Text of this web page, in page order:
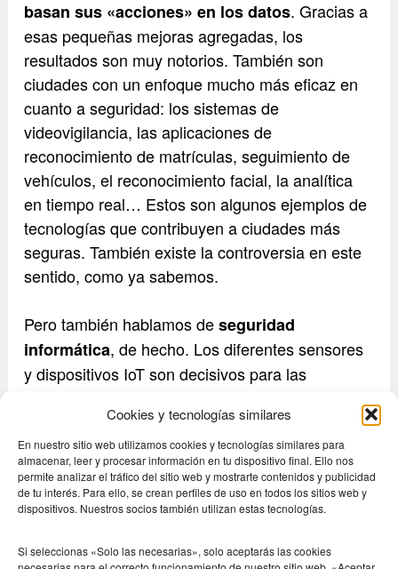
Cookies y tecnologías similares
En nuestro sitio web utilizamos cookies y tecnologías similares para
almacenar, leer y procesar información en tu dispositivo final. Ello nos
permite analizar el tráfico del sitio web y mostrarte contenidos y publicidad
de tu interés. Para ello, se crean perfiles de uso en todos los sitios web y
dispositivos. Nuestros socios también utilizan estas tecnologías.
Si seleccionas «Solo las necesarias», solo aceptarás las cookies
basan sus «acciones» en los datos. Gracias a
esas pequeñas mejoras agregadas, los
resultados son muy notorios. También son
ciudades con un enfoque mucho más eficaz en
cuanto a seguridad: los sistemas de
videovigilancia, las aplicaciones de
reconocimiento de matrículas, seguimiento de
vehículos, el reconocimiento facial, la analítica
en tiempo real… Estos son algunos ejemplos de
tecnologías que contribuyen a ciudades más
seguras. También existe la controversia en este
sentido, como ya sabemos.
Pero también hablamos deseguridad
informática, de hecho. Los diferentes sensores
y dispositivos IoT son decisivos para las
fuente de riesgo importante al estar tan
expuestas a los ciberdelincuentes. Se hace
necesario utilizar estrategias de contención de
manera que podamos proteger los sistemas
identificando el dispositivo IoT y aprovisionando y